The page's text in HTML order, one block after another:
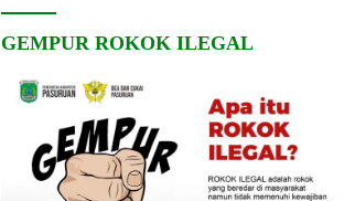
GEMPUR ROKOK ILEGAL